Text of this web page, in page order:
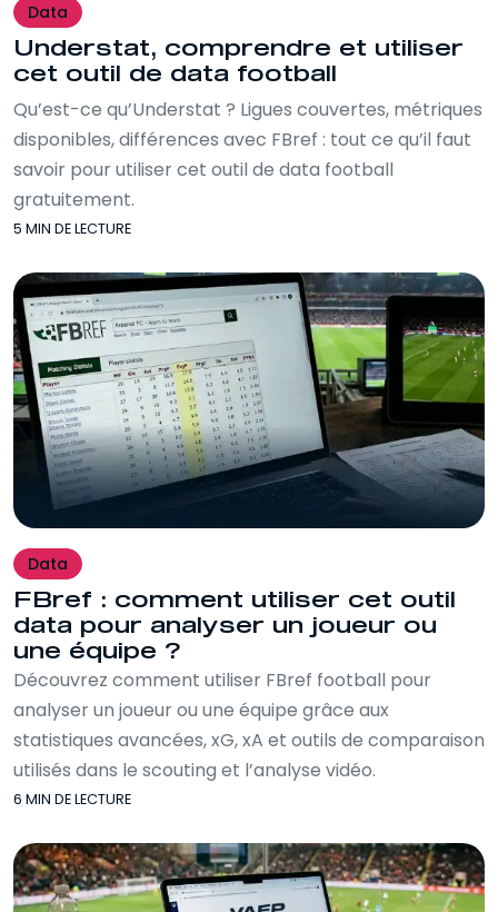
Data
Understat, comprendre et utiliser
cet outil de data football
Qu’est-ce qu’Understat ? Ligues couvertes, métriques
disponibles, différences avec FBref : tout ce qu’il faut
savoir pour utiliser cet outil de data football
gratuitement.
5 MIN DE LECTURE
Data
FBref : comment utiliser cet outil
data pour analyser un joueur ou
une équipe ?
Découvrez comment utiliser FBref football pour
analyser un joueur ou une équipe grâce aux
statistiques avancées, xG, xA et outils de comparaison
utilisés dans le scouting et l’analyse vidéo.
6 MIN DE LECTURE